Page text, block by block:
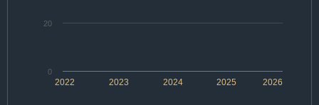
2022 2024 2026
2023 2025
0
20